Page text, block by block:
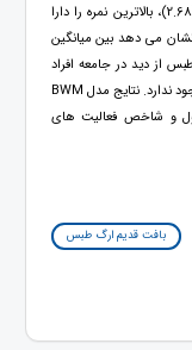
ترین نمره میانگین و شاخص ایمنی و امنیت با مقدار (2.68)، بالاترین نمره را دارا
می دهد بین میانگین
از دید در جامعه افراد
پیاده ( 2.28) و متخصصين ( 2.29)، اختلاف معناداری وجود ندارد. نتایج مدل BWM
و شاخص فعالیت های
بافت قدیم ارگ طبس